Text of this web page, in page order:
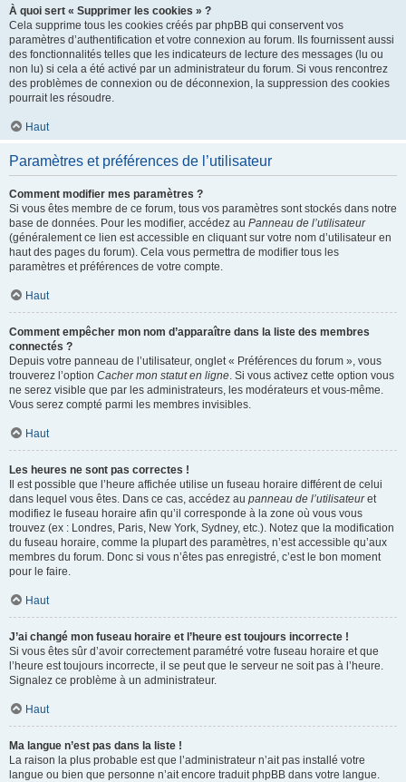
À quoi sert « Supprimer les cookies » ?
Cela supprime tous les cookies créés par phpBB qui conservent vos
paramètres d’authentification et votre connexion au forum. Ils fournissent aussi
des fonctionnalités telles que les indicateurs de lecture des messages (lu ou
non lu) si cela a été activé par un administrateur du forum. Si vous rencontrez
des problèmes de connexion ou de déconnexion, la suppression des cookies
pourrait les résoudre.
Haut
Paramètres et préférences de l’utilisateur
Comment modifier mes paramètres ?
Si vous êtes membre de ce forum, tous vos paramètres sont stockés dans notre
base de données. Pour les modifier, accédez au Panneau de l’utilisateur
(généralement ce lien est accessible en cliquant sur votre nom d’utilisateur en
haut des pages du forum). Cela vous permettra de modifier tous les
paramètres et préférences de votre compte.
Haut
Comment empêcher mon nom d’apparaître dans la liste des membres
connectés ?
Depuis votre panneau de l’utilisateur, onglet « Préférences du forum », vous
trouverez l’option Cacher mon statut en ligne. Si vous activez cette option vous
ne serez visible que par les administrateurs, les modérateurs et vous-même.
Vous serez compté parmi les membres invisibles.
Haut
Les heures ne sont pas correctes !
Il est possible que l’heure affichée utilise un fuseau horaire différent de celui
dans lequel vous êtes. Dans ce cas, accédez au panneau de l’utilisateuret
modifiez le fuseau horaire afin qu’il corresponde à la zone où vous vous
trouvez (ex : Londres, Paris, New York, Sydney, etc.). Notez que la modification
du fuseau horaire, comme la plupart des paramètres, n’est accessible qu’aux
membres du forum. Donc si vous n’êtes pas enregistré, c’est le bon moment
pour le faire.
Haut
J’ai changé mon fuseau horaire et l’heure est toujours incorrecte !
Si vous êtes sûr d’avoir correctement paramétré votre fuseau horaire et que
l’heure est toujours incorrecte, il se peut que le serveur ne soit pas à l’heure.
Signalez ce problème à un administrateur.
Haut
Ma langue n’est pas dans la liste !
La raison la plus probable est que l’administrateur n’ait pas installé votre
langue ou bien que personne n’ait encore traduit phpBB dans votre langue.